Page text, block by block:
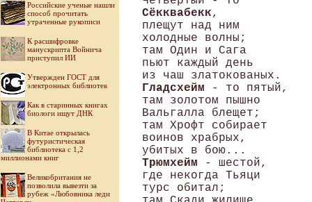
Российские ученые нашли
способ прочитать
утраченные рукописи
К расшифровке
манускрипта Войнича
приступил ИИ
Утвержден ГОСТ для
электронных библиотек
Как в старинных книгах
биологи ищут ДНК
В Китае открылась
футуристическая
библиотека с 1,2
миллионами книг
Великобритания не
позволила вывезти за
рубеж «Любовника леди
Сёкквабекк,
плещут над ним
холодные волны;
там Один и Сага
пьют каждый день
Гладсхейм - то пятый,
там золотом пышно
Вальгалла блещет;
там Хрофт собирает
воинов храбрых,
Трюмхейм - шестой,
где некогда Тьяци
турс обитал;